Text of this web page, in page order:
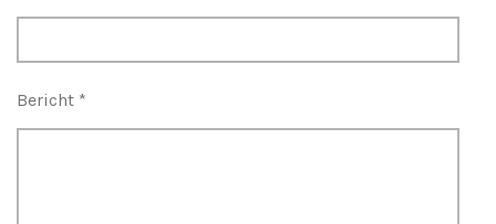
Bericht *